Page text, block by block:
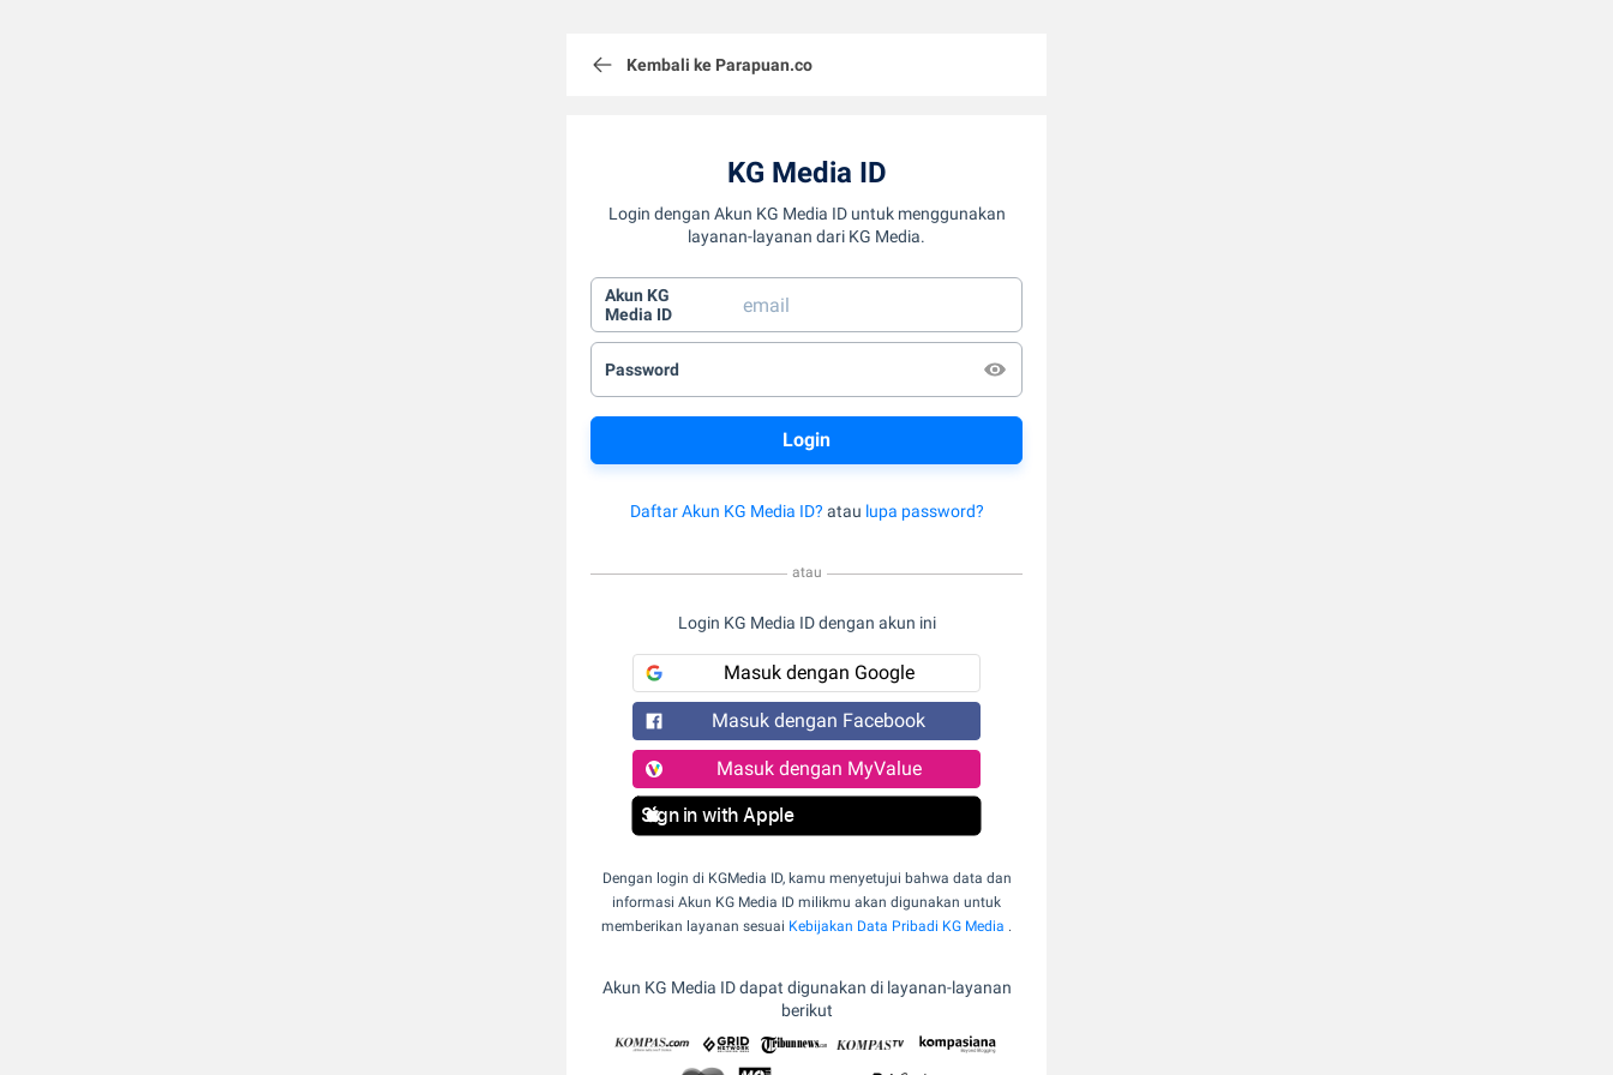
Kembali ke Parapuan.co
KG Media ID
Login dengan Akun KG Media ID untuk menggunakan
layanan-layanan dari KG Media.
Akun KG
Media ID
Password
Daftar Akun KG Media ID? atau lupa password?
atau
Login KG Media ID dengan akun ini
Masuk dengan Google
Masuk dengan Facebook
Masuk dengan MyValue
Sign in with Apple
Dengan login di KGMedia ID, kamu menyetujui bahwa data dan
informasi Akun KG Media ID milikmu akan digunakan untuk
memberikan layanan sesuai Kebijakan Data Pribadi KG Media .
Akun KG Media ID dapat digunakan di layanan-layanan
berikut